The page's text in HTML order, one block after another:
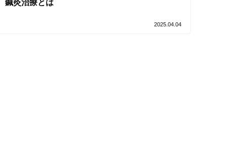
鍼灸治療とは
2025.04.04